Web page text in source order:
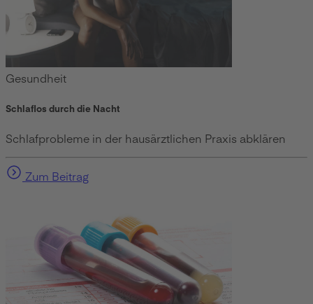
Gesundheit
Schlaflos durch die Nacht
Schlafprobleme in der hausärztlichen Praxis abklären
Zum Beitrag